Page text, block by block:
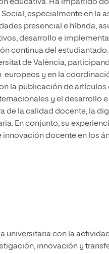
educativa. Ha impartido
especialmente en la
presencial e híbrida,
desarrollo e
continua del
de València,
y en la
la publicación de
y el desarrollo
de la calidad docente, la
En conjunto, su
docente en los
universitaria con la
innovación y